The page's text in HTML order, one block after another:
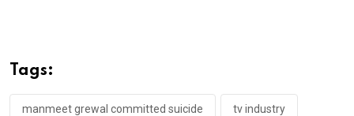
Tags:
manmeet grewal committed suicide tv industry